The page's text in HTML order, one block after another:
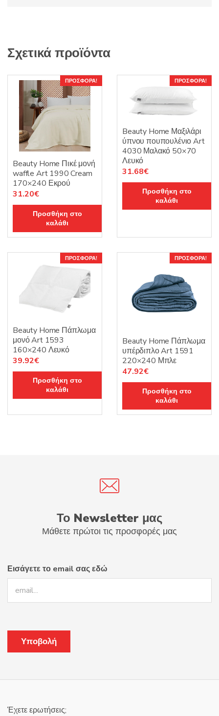
Σχετικά προϊόντα
ΠΡΟΣΦΟΡΆ!
Beauty Home Πικέ μονή
waffle Art 1990 Cream
170×240 Εκρού
Original
price
31.20€Η
τρέχουσα
τιμή
είναι:
31.20€.
Προσθήκη στο
καλάθι
ΠΡΟΣΦΟΡΆ!
Beauty Home Μαξιλάρι
ύπνου πουπουλένιο Art
4030 Μαλακό 50×70
Λευκό
Original
price
31.68€Η
τρέχουσα
τιμή
είναι:
Προσθήκη στο
καλάθι
ΠΡΟΣΦΟΡΆ!
Beauty Home Πάπλωμα
μονό Art 1593
160×240 Λευκό
Original
price
39.92€Η
τρέχουσα
τιμή
είναι:
Προσθήκη στο
καλάθι
ΠΡΟΣΦΟΡΆ!
Beauty Home Πάπλωμα
υπέρδιπλο Art 1591
220×240 Μπλε
Original
price
47.92€Η
τρέχουσα
τιμή
είναι:
47.92€.
Προσθήκη στο
καλάθι
Το Newsletter μας
Μάθετε πρώτοι τις προσφορές μας
Εισάγετε το email σας εδώ
Έχετε ερωτήσεις;